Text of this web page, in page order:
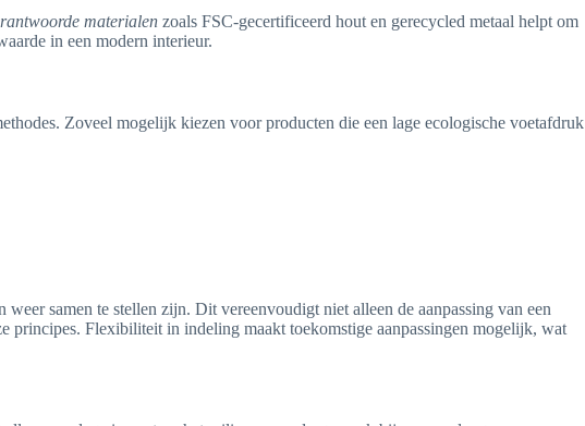
materialen zoals FSC-gecertificeerd hout en gerecycled metaal helpt om
in een modern interieur.
Zoveel mogelijk kiezen voor producten die een lage ecologische voetafdruk
samen te stellen zijn. Dit vereenvoudigt niet alleen de aanpassing van een
principes. Flexibiliteit in indeling maakt toekomstige aanpassingen mogelijk, wat